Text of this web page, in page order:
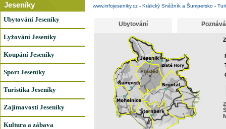
Jeseníky
Ubytování Jeseníky
Lyžování Jeseníky
Koupání Jeseníky
Sport Jeseníky
Turistika Jeseníky
Zajímavosti Jeseníky
Kultura a zábava
www.infojeseniky.cz - Králický Sněžník a Šumpersko -
Ubytování